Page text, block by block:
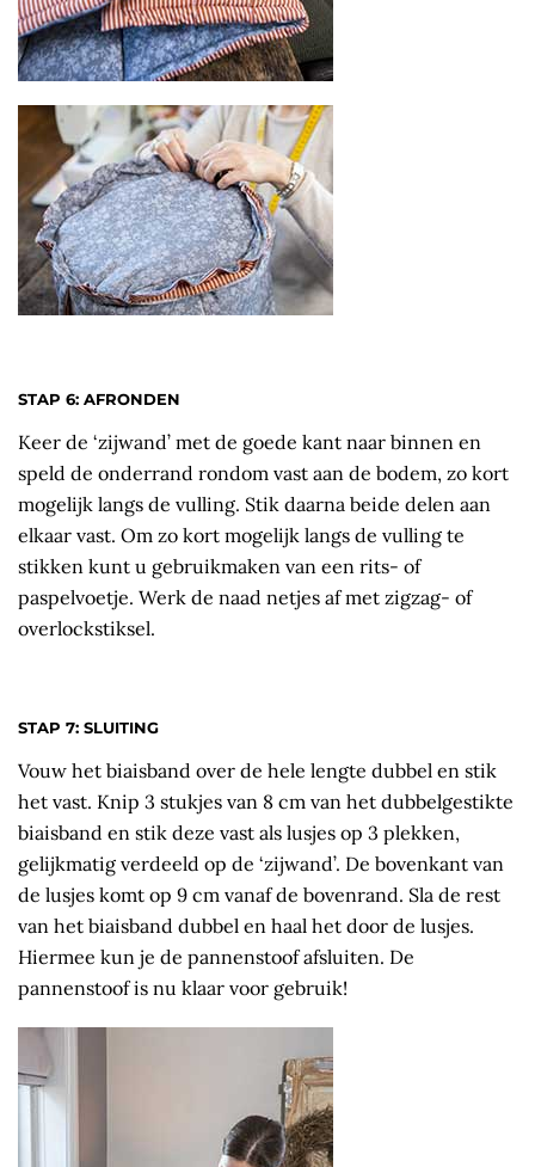
STAP 6: AFRONDEN
Keer de ‘zijwand’ met de goede kant naar binnen en
speld de onderrand rondom vast aan de bodem, zo kort
mogelijk langs de vulling. Stik daarna beide delen aan
elkaar vast. Om zo kort mogelijk langs de vulling te
stikken kunt u gebruikmaken van een rits- of
paspelvoetje. Werk de naad netjes af met zigzag- of
overlockstiksel.
STAP 7: SLUITING
Vouw het biaisband over de hele lengte dubbel en stik
het vast. Knip 3 stukjes van 8 cm van het dubbelgestikte
biaisband en stik deze vast als lusjes op 3 plekken,
gelijkmatig verdeeld op de ‘zijwand’. De bovenkant van
de lusjes komt op 9 cm vanaf de bovenrand. Sla de rest
van het biaisband dubbel en haal het door de lusjes.
Hiermee kun je de pannenstoof afsluiten. De
pannenstoof is nu klaar voor gebruik!